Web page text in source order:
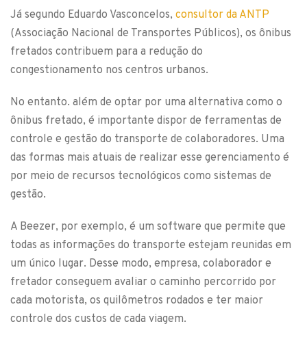
Já segundo Eduardo Vasconcelos, consultor da ANTP
(Associação Nacional de Transportes Públicos), os ônibus
fretados contribuem para a redução do
congestionamento nos centros urbanos.
No entanto. além de optar por uma alternativa como o
ônibus fretado, é importante dispor de ferramentas de
controle e gestão do transporte de colaboradores. Uma
das formas mais atuais de realizar esse gerenciamento é
por meio de recursos tecnológicos como sistemas de
gestão.
A Beezer, por exemplo, é um software que permite que
todas as informações do transporte estejam reunidas em
um único lugar. Desse modo, empresa, colaborador e
fretador conseguem avaliar o caminho percorrido por
cada motorista, os quilômetros rodados e ter maior
controle dos custos de cada viagem.